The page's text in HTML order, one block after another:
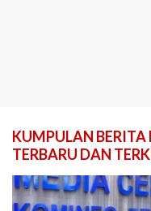
KUMPULAN
TERBARU DAN